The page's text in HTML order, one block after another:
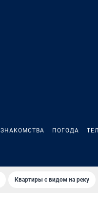
ЗНАКОМСТВА ПОГОДА
Квартиры с видом на реку